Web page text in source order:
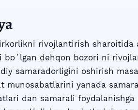
rivojlantirish sharoitida
boʻlgan dehqon bozori ni
samaradorligini oshirish
munosabatlarini yanada
dan samarali